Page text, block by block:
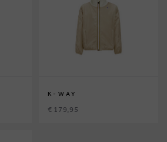
K-WAY
€ 179,95